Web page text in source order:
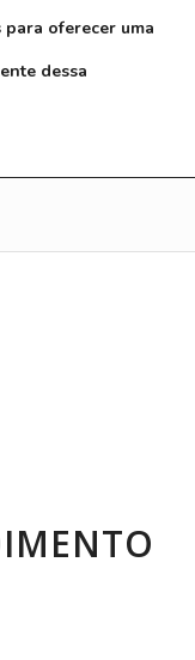
oferecer uma
dessa